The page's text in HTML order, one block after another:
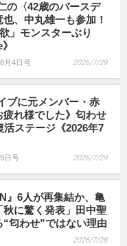
の〈42歳のバースデ
、中丸雄一も参加！
」モンスターぶり
月4日号 2026/7/29
ブに元メンバー・赤
れ様でした》匂わせ
活ステージ《2026年7
日号 2026/7/29
』6人が再集結か、亀
に驚く発表」田中聖
匂わせ”ではない理由
2026/7/28